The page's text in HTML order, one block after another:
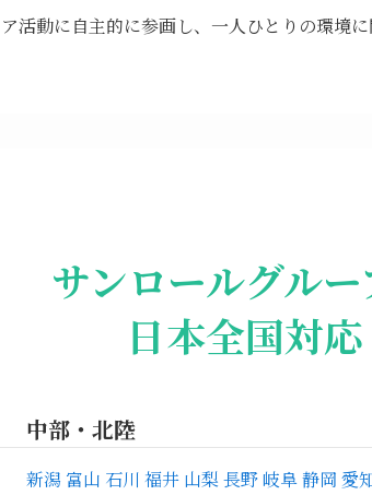
活動に自主的に参画し、一人ひとりの環境に
サンロールグルー
日本全国対応
中部・北陸
新潟 富山 石川 福井 山梨長野岐阜静岡 愛